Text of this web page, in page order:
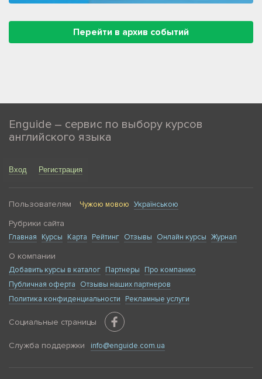
Перейти в архив событий
Enguide – сервис по выбору курсов
английского языка
Вход Регистрация
Пользователям Чужою мовою Українською
Рубрики сайта
Главная Курсы Карта Рейтинг Отзывы Онлайн курсы Журнал
О компании
Добавить курсы в каталог Партнеры
Про компанию
Публичная оферта
Отзывы наших партнеров
Политика конфиденциальности
Рекламные услуги
Социальные страницы
Служба поддержки info@enguide.com.ua